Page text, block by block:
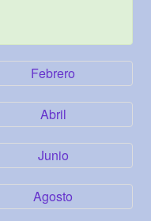
Febrero
Abril
Junio
Agosto